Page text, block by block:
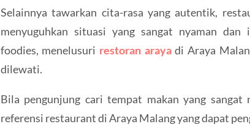
Selainnya tawarkan cita-rasa yang autentik,
menyuguhkan situasi yang sangat nyaman dan
foodies, menelusuri restoran arayadi Araya
dilewati.
Bila pengunjung cari tempat makan yang sangat
referensi restaurant di Araya Malang yang dapat